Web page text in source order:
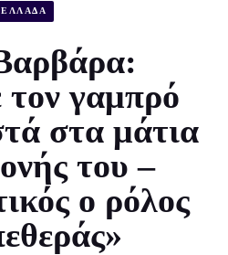
ΕΛΛΑΔΑ
γαμπρό
στα μάτια
του –
ο ρόλος